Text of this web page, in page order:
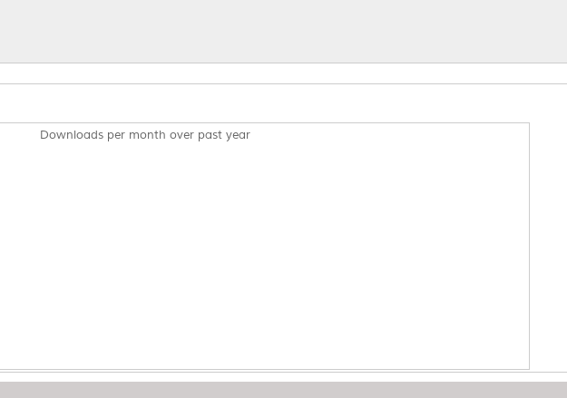
Downloads per month over past year